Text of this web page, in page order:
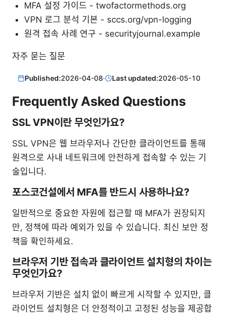
MFA 설정 가이드 - twofactormethods.org
VPN 로그 분석 기본 - sccs.org/vpn-logging
원격 접속 사례 연구 - securityjournal.example
자주 묻는 질문
Published:2026-04-08· Last updated:2026-05-10
Frequently Asked Questions
SSL VPN이란 무엇인가요?
SSL VPN은 웹 브라우저나 간단한 클라이언트를 통해
원격으로 사내 네트워크에 안전하게 접속할 수 있는 기
술입니다.
포스코건설에서 MFA를 반드시 사용하나요?
일반적으로 중요한 자원에 접근할 때 MFA가 권장되지
만, 정책에 따라 예외가 있을 수 있습니다. 최신 보안 정
책을 확인하세요.
브라우저 기반 접속과 클라이언트 설치형의 차이는
무엇인가요?
브라우저 기반은 설치 없이 빠르게 시작할 수 있지만, 클
라이언트 설치형은 더 안정적이고 고정된 성능을 제공합